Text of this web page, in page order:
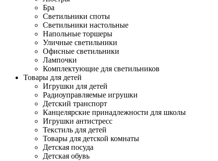
Бра
Светильники споты
Светильники настольные
Напольные торшеры
Уличные светильники
Офисные светильники
Лампочки
Комплектующие для светильников
Товары для детей
Игрушки для детей
Радиоуправляемые игрушки
Детский транспорт
Канцелярские принадлежности для школы
Игрушки антистресс
Текстиль для детей
Товары для детской комнаты
Детская посуда
Детская обувь